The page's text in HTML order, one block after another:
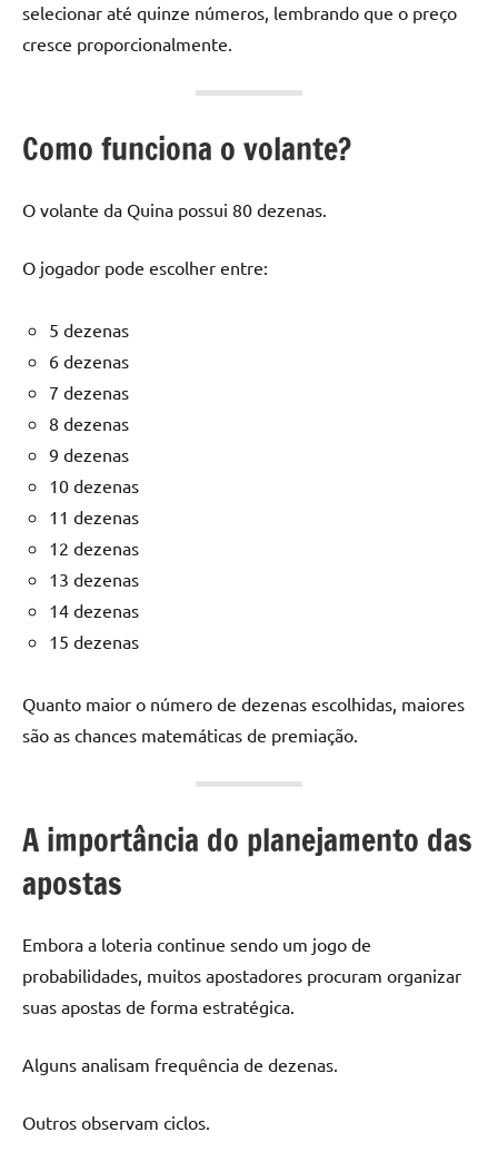
selecionar até quinze números, lembrando que o preço
cresce proporcionalmente.
Como funciona o volante?
O volante da Quina possui 80 dezenas.
O jogador pode escolher entre:
5 dezenas
6 dezenas
7 dezenas
8 dezenas
9 dezenas
10 dezenas
11 dezenas
12 dezenas
13 dezenas
14 dezenas
15 dezenas
Quanto maior o número de dezenas escolhidas, maiores
são as chances matemáticas de premiação.
A importância do planejamento das
apostas
Embora a loteria continue sendo um jogo de
probabilidades, muitos apostadores procuram organizar
suas apostas de forma estratégica.
Alguns analisam frequência de dezenas.
Outros observam ciclos.